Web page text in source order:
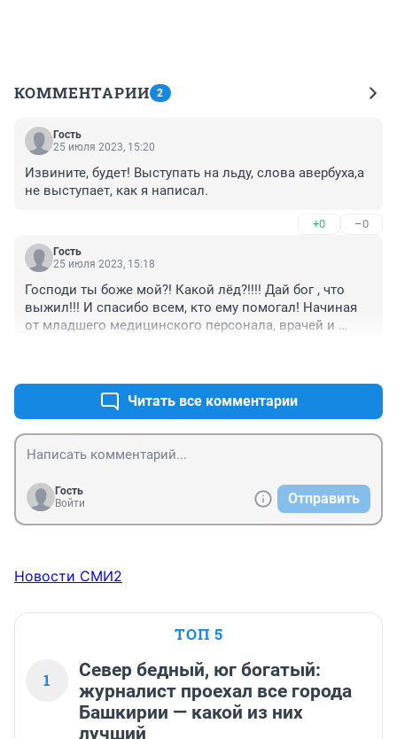
КОММЕНТАРИИ 2
Гость
25 июля 2023, 15:20
Извините, будет! Выступать на льду, слова авербуха,а
не выступает, как я написал.
+0 –0
Гость
25 июля 2023, 15:18
Господи ты боже мой?! Какой лёд?!!!! Дай бог , что
выжил!!! И спасибо всем, кто ему помогал! Начиная
от младшего медицинского персонала, врачей и
ледовом шоу!!! Как обезьяна в цирке.человек только
начал восстанавливаться!!! Это даже в страшном сне
представить не возможно!!! Нет ног!! Нет кистей рук!!!
У бывшего здорового человека!!!! Это как только
психика выдержала все это???...судьба....., Не дай бог
никому.
Читать все комментарии
Гость
Войти
Отправить
Новости СМИ2
ТОП 5
1
Север бедный, юг богатый:
журналист проехал все города
Башкирии — какой из них
лучший